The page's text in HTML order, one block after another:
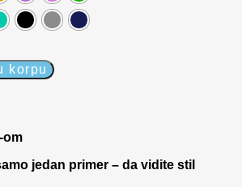
korpu
om
jedan primer – da vidite stil